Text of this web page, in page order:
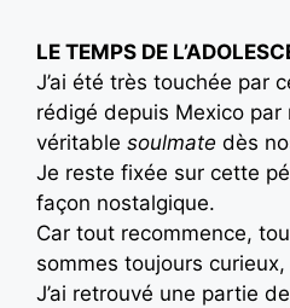
LE TEMPS DE
J’ai été très touchée par
rédigé depuis Mexico par
véritable soulmate dès
Je reste fixée sur cette
façon nostalgique.
Car tout recommence,
sommes toujours
J’ai retrouvé une partie